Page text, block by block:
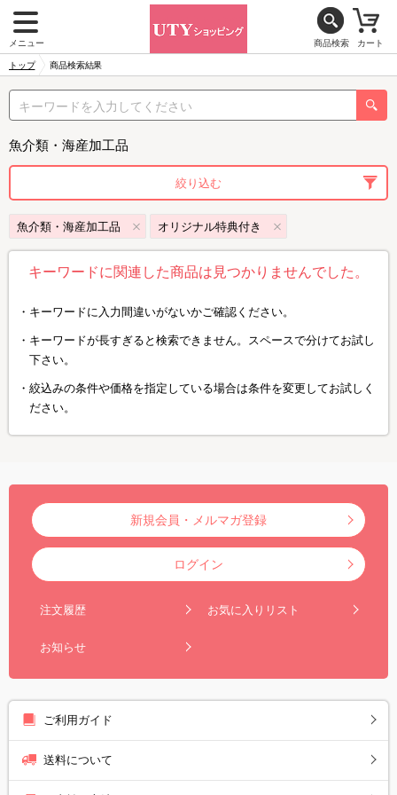
メニュー 商品検索 カート
トップ 商品検索結果
魚介類・海産加工品
絞り込む
魚介類・海産加工品 オリジナル特典付き
キーワードに関連した商品は見つかりませんでした。
キーワードに入力間違いがないかご確認ください。
キーワードが長すぎると検索できません。スペースで分けてお試し
下さい。
絞込みの条件や価格を指定している場合は条件を変更してお試しく
ださい。
新規会員・メルマガ登録
ログイン
注文履歴 お気に入りリスト
お知らせ
ご利用ガイド
送料について